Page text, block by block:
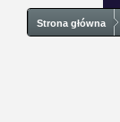
Strona główna